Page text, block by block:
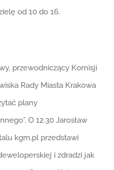
od 10 do 16.
przewodniczący Komisji
Rady Miasta Krakowa
plany
O 12.30 Jarosław
kgm,pl przedstawi
i zdradzi jak